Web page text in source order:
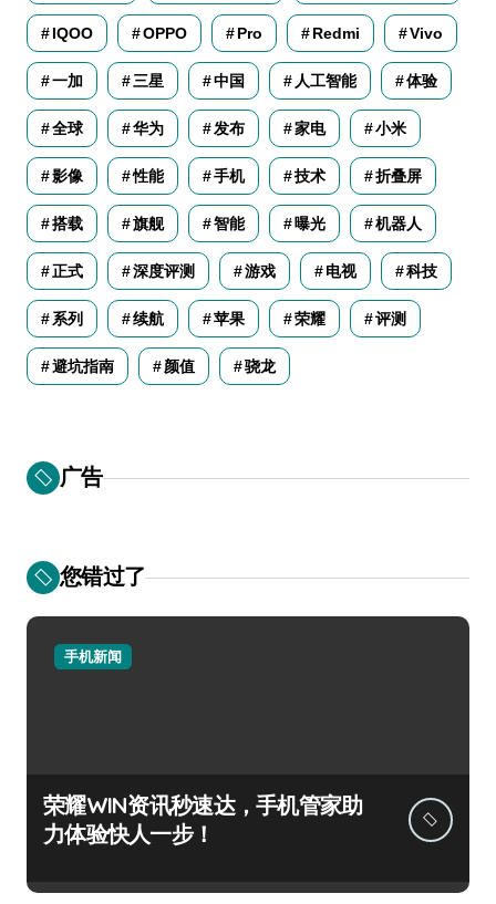
IQOO OPPO Pro Redmi Vivo
一加 三星 中国 人工智能 体验
全球 华为 发布 家电 小米
影像 性能 手机 技术 折叠屏
搭载 旗舰 智能 曝光 机器人
正式 深度评测 游戏 电视 科技
系列 续航 苹果 荣耀 评测
避坑指南 颜值 骁龙
广告
您错过了
手机新闻
荣耀WIN资讯秒速达，手机管家助
力体验快人一步！